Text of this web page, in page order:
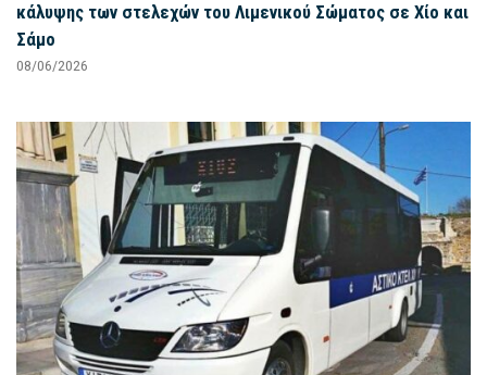
κάλυψης των στελεχών του Λιμενικού Σώματος σε Χίο και
Σάμο
08/06/2026